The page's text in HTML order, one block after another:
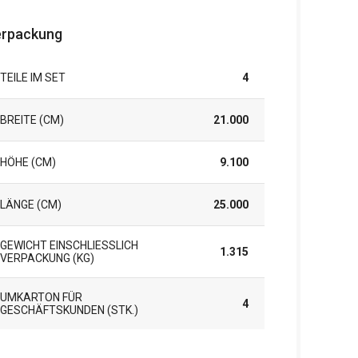
TEILE IM SET 4
BREITE (CM) 21.000
HÖHE (CM) 9.100
LÄNGE (CM) 25.000
GEWICHT EINSCHLIESSLICH V
ERPACKUNG (KG)
1.315
UMKARTON FÜR
GESCHÄFTSKUNDEN (STK.)
4